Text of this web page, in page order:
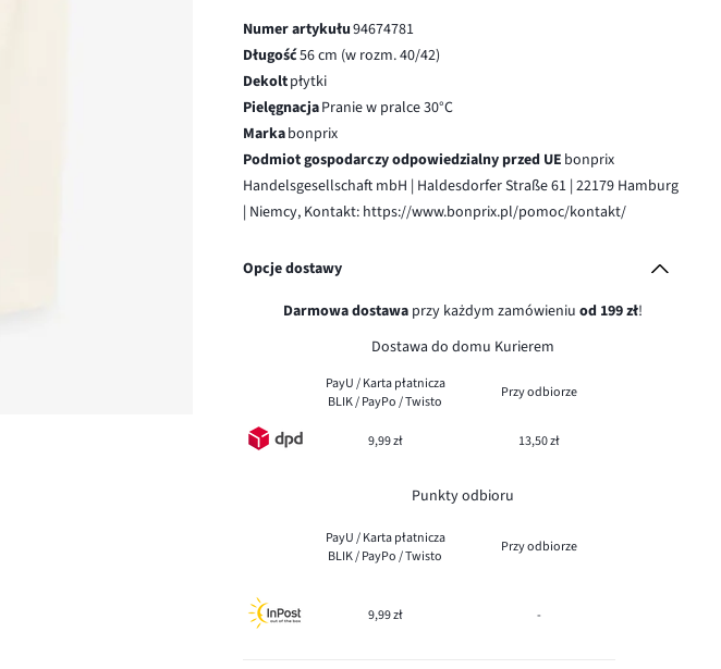
Numer artykułu94674781
Długość56 cm (w rozm. 40/42)
Dekoltpłytki
PielęgnacjaPranie w pralce 30°C
Markabonprix
Podmiot gospodarczy odpowiedzialny przed UE bonprix
Handelsgesellschaft mbH | Haldesdorfer Straße 61 | 22179 Hamburg
| Niemcy, Kontakt: https://www.bonprix.pl/pomoc/kontakt/
Opcje dostawy
Darmowa dostawaprzy każdym zamówieniu od 199 zł!
Dostawa do domu Kurierem
PayU / Karta płatnicza
BLIK / PayPo / Twisto
Przy odbiorze
9,99 zł 13,50 zł
Punkty odbioru
PayU / Karta płatnicza
BLIK / PayPo / Twisto
Przy odbiorze
9,99 zł -